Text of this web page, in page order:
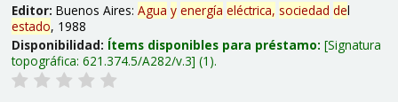
Editor: Buenos Aires: Agua y energía eléctrica, sociedad del
estado, 1988
Disponibilidad: Ítems disponibles para préstamo: Signatura
topográfica: 621.374.5/A282/v.3 (1).